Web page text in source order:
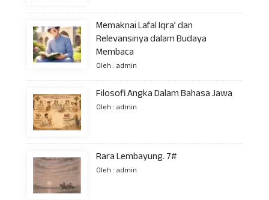
Memaknai Lafal Iqra’ dan
Relevansinya dalam Budaya
Membaca
Oleh : admin
Filosofi Angka Dalam Bahasa Jawa
Oleh : admin
Rara Lembayung. 7#
Oleh : admin